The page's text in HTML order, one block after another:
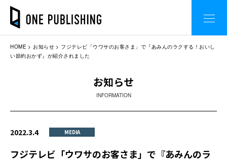
HOME お知らせ
フジテレビ「ウワサのお客さま」で『あみんのラクする！おいし
い節約おかず』が紹介されました
お知らせ
INFORMATION
2022.3.4 MEDIA
フジテレビ「ウワサのお客さま」で『あみんのラ